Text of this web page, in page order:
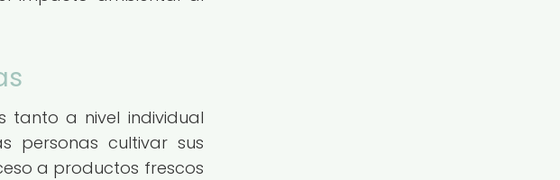
tanto a nivel individual
personas cultivar sus
a productos frescos